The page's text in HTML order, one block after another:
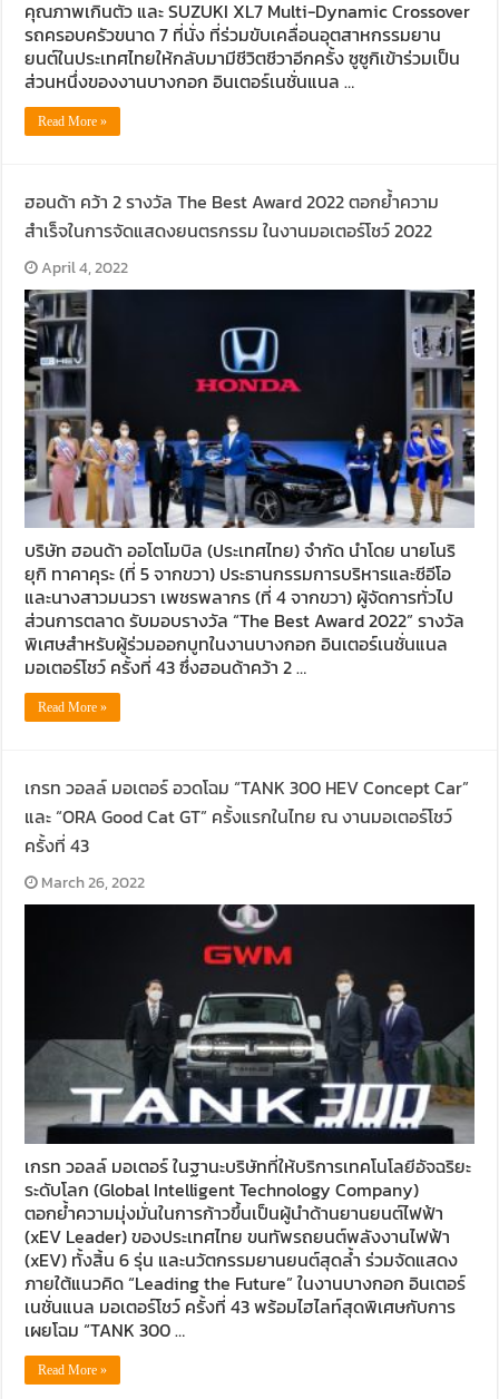
คุณภาพเกินตัว และ SUZUKI XL7 Multi-Dynamic Crossover
รถครอบครัวขนาด 7 ที่นั่ง ที่ร่วมขับเคลื่อนอุตสาหกรรมยาน
ยนต์ในประเทศไทยให้กลับมามีชีวิตชีวาอีกครั้ง ซูซูกิเข้าร่วมเป็น
ส่วนหนึ่งของงานบางกอก อินเตอร์เนชั่นแนล …
Read More »
ฮอนด้า คว้า 2 รางวัล The Best Award 2022 ตอกย้ำความ
สำเร็จในการจัดแสดงยนตรกรรม ในงานมอเตอร์โชว์ 2022
April 4, 2022
บริษัท ฮอนด้า ออโตโมบิล (ประเทศไทย) จำกัด นำโดย นายโนริ
ยุกิ ทาคาคุระ (ที่ 5 จากขวา) ประธานกรรมการบริหารและซีอีโอ
และนางสาวมนวรา เพชรพลากร (ที่ 4 จากขวา) ผู้จัดการทั่วไป
ส่วนการตลาด รับมอบรางวัล “The Best Award 2022” รางวัล
พิเศษสำหรับผู้ร่วมออกบูทในงานบางกอก อินเตอร์เนชั่นแนล
มอเตอร์โชว์ ครั้งที่ 43 ซึ่งฮอนด้าคว้า 2 …
Read More »
เกรท วอลล์ มอเตอร์ อวดโฉม “TANK 300 HEV Concept Car”
และ “ORA Good Cat GT” ครั้งแรกในไทย ณ งานมอเตอร์โชว์
ครั้งที่ 43
March 26, 2022
เกรท วอลล์ มอเตอร์ ในฐานะบริษัทที่ให้บริการเทคโนโลยีอัจฉริยะ
ระดับโลก (Global Intelligent Technology Company)
ตอกย้ำความมุ่งมั่นในการก้าวขึ้นเป็นผู้นำด้านยานยนต์ไฟฟ้า
(xEV Leader) ของประเทศไทย ขนทัพรถยนต์พลังงานไฟฟ้า
(xEV) ทั้งสิ้น 6 รุ่น และนวัตกรรมยานยนต์สุดล้ำ ร่วมจัดแสดง
ภายใต้แนวคิด “Leading the Future” ในงานบางกอก อินเตอร์
เนชั่นแนล มอเตอร์โชว์ ครั้งที่ 43 พร้อมไฮไลท์สุดพิเศษกับการ
เผยโฉม “TANK 300 …
Read More »